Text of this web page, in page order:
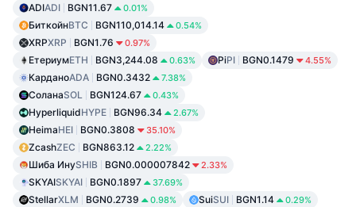
ADIADI BGN11.67 0.01%
БиткойнBTC BGN110,014.14 0.54%
XRPXRP BGN1.76 0.97%
ЕтериумETH BGN3,244.08 0.63% PiPI BGN0.1479 4.55%
КарданоADA BGN0.3432 7.38%
СоланаSOL BGN124.67 0.43%
HyperliquidHYPE BGN96.34 2.67%
HeimaHEI BGN0.3808 35.10%
ZcashZEC BGN863.12 2.22%
Шиба ИнуSHIB BGN0.000007842 2.33%
SKYAISKYAI BGN0.1897 37.69%
StellarXLM BGN0.2739 0.98% SuiSUI BGN1.14 0.29%